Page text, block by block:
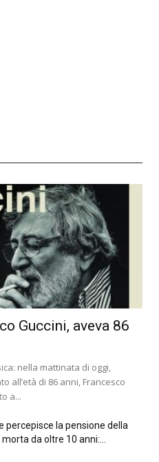
Guccini, aveva 86
nella mattinata di oggi,
all’età di 86 anni, Francesco
a...
percepisce la pensione della
da oltre 10 anni:...